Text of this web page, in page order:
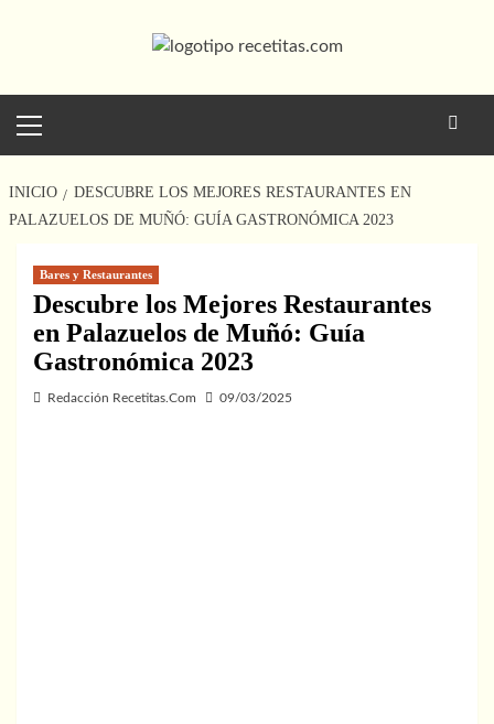
principal
INICIO
DESCUBRE LOS MEJORES RESTAURANTES EN
PALAZUELOS DE MUÑÓ: GUÍA GASTRONÓMICA 2023
Bares y Restaurantes
Descubre los Mejores Restaurantes
en Palazuelos de Muñó: Guía
Gastronómica 2023
Redacción Recetitas.Com 09/03/2025